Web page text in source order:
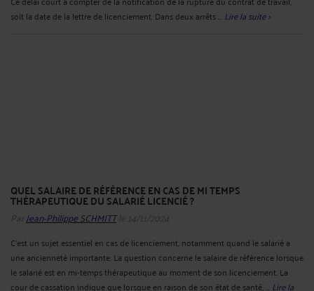
soit la date de la lettre de licenciement. Dans deux arrêts ... Lire la suite >
QUEL SALAIRE DE RÉFÉRENCE EN CAS DE MI TEMPS
THÉRAPEUTIQUE DU SALARIÉ LICENCIÉ ?
Par Jean-Philippe SCHMITTle 14/11/2024
C’est un sujet essentiel en cas de licenciement, notamment quand le salarié a
une ancienneté importante. La question concerne le salaire de référence lorsque
le salarié est en mi-temps thérapeutique au moment de son licenciement. La
cour de cassation indique que lorsque en raison de son état de santé, ... Lire la